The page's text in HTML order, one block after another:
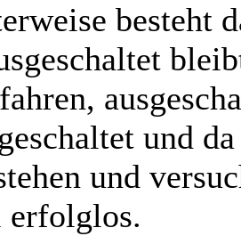
besteht
und
und
erfolglos.